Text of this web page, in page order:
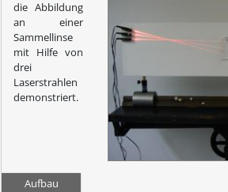
die Abbildung
an einer
Sammellinse
mit Hilfe von
drei
Laserstrahlen
demonstriert.
Aufbau